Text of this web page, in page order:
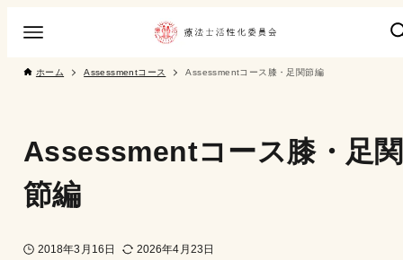
ホーム Assessmentコース Assessmentコース膝・足関節編
Assessmentコース膝・足関
節編
2018年3月16日
2026年4月23日